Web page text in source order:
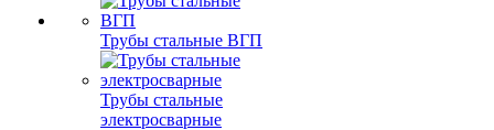
Трубы стальные ВГП
Трубы стальные
электросварные